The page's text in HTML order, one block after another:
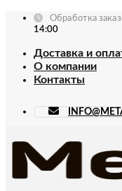
Skip
Обработка
14:00
Доставка и
О компании
Контакты